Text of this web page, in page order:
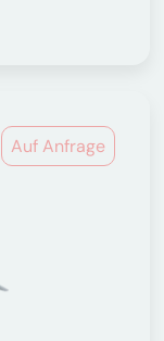
Auf Anfrage